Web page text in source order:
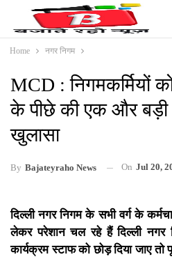
Home नगर निगम
MCD : निगमकर्मियों
के पीछे की एक और
खुलासा
By Bajateyraho News On Jul 20,
दिल्ली नगर निगम के सभी वर्ग के
लेकर परेशान चल रहे हैं दिल्ली नगर
कार्यक्रम स्टाफ को छोड़ दिया जाए तो